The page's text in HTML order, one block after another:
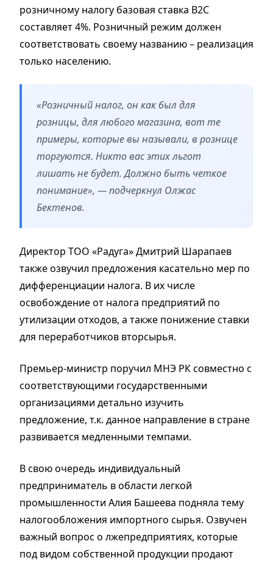
розничному налогу базовая ставка B2C
составляет 4%. Розничный режим должен
соответствовать своему названию – реализация
только населению.
«Розничный налог, он как был для
розницы, для любого магазина, вот те
примеры, которые вы называли, в рознице
торгуются. Никто вас этих льгот
лишать не будет. Должно быть четкое
понимание», — подчеркнул Олжас
Бектенов.
Директор ТОО «Радуга» Дмитрий Шарапаев
также озвучил предложения касательно мер по
дифференциации налога. В их числе
освобождение от налога предприятий по
утилизации отходов, а также понижение ставки
для переработчиков вторсырья.
Премьер-министр поручил МНЭ РК совместно с
соответствующими государственными
организациями детально изучить
предложение, т.к. данное направление в стране
развивается медленными темпами.
В свою очередь индивидуальный
предприниматель в области легкой
промышленности Алия Башеева подняла тему
налогообложения импортного сырья. Озвучен
важный вопрос о лжепредприятиях, которые
под видом собственной продукции продают